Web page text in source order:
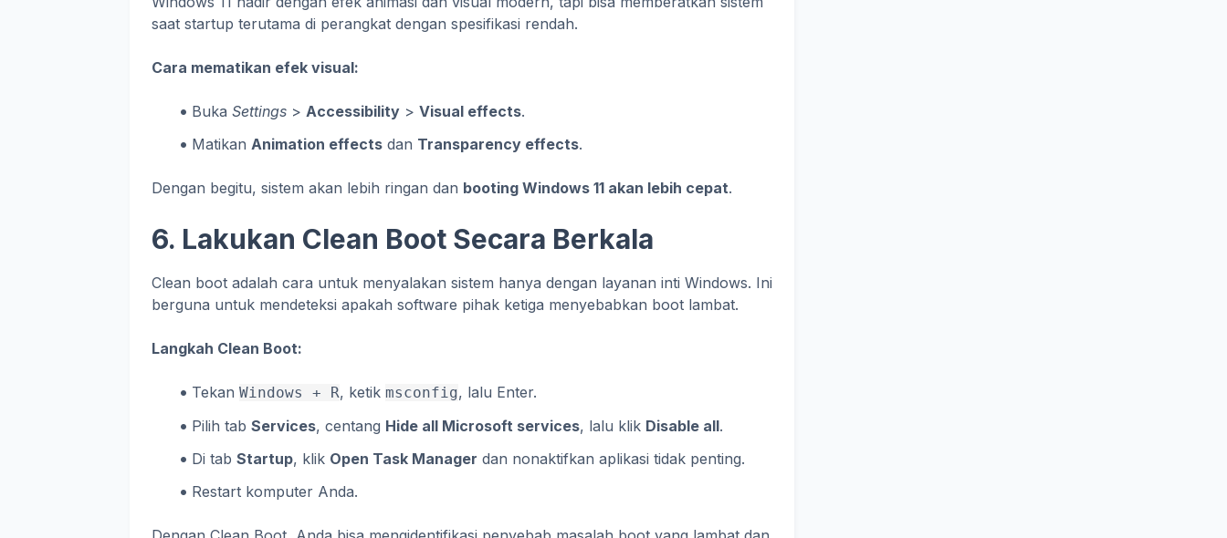
saat startup terutama di perangkat dengan spesifikasi rendah.
Cara mematikan efek visual:
BukaSettings > Accessibility >Visual effects.
Matikan Animation effects dan Transparency effects.
Dengan begitu, sistem akan lebih ringan dan booting Windows 11 akan lebih cepat.
6. Lakukan Clean Boot Secara Berkala
Clean boot adalah cara untuk menyalakan sistem hanya dengan layanan inti Windows. Ini
berguna untuk mendeteksi apakah software pihak ketiga menyebabkan boot lambat.
Langkah Clean Boot:
TekanWindows + R, ketikmsconfig, lalu Enter.
Pilih tabServices, centang Hide all Microsoft services, lalu klik Disable all.
Di tabStartup, klik Open Task Manager dan nonaktifkan aplikasi tidak penting.
Restart komputer Anda.